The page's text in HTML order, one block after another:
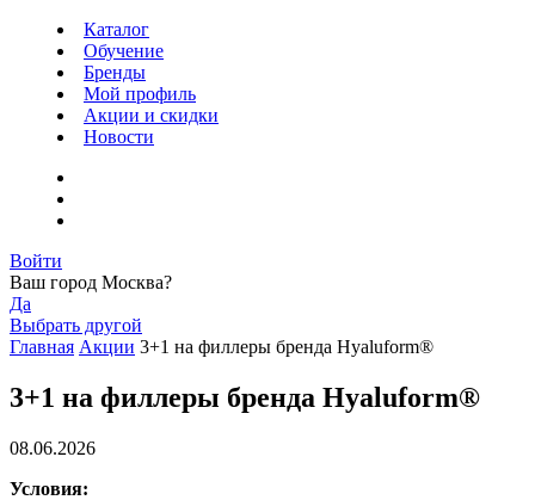
Каталог
Обучение
Бренды
Мой профиль
Акции и скидки
Новости
Войти
Ваш город Москва?
Да
Выбрать другой
Главная Акции 3+1 на филлеры бренда Hyaluform®
3+1 на филлеры бренда Hyaluform®
08.06.2026
Условия: